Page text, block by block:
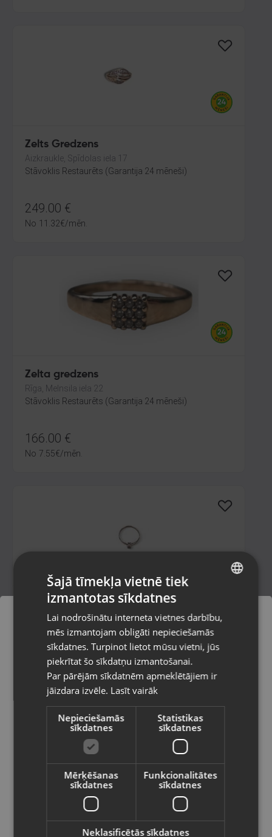
Zelts Gredzens
Aizkraukle, Spīdolas iela 17
Stāvoklis Restaurēts (Garantija 24 mēneši)
249.00 €
No 11.32€/mēn.
Zelta gredzens
Rīga, Melnsila iela 22
Stāvoklis Restaurēts (Garantija 24 mēneši)
166.00 €
No 7.55€/mēn.
Zelta gredzens
Rīga, Katoļu iela 7
Stāvoklis Restaurēts (Garantija 24 mēneši)
108.00€
/mēn.
Zelta gredzens
Pasūtījumi tiks piegādāti uz
izvēlēto valsti
Vietnes saturs būs attēlots izvēlētajā
valodā
Valsts
Latviešu / Latvian
RUSSIAN
Šajā tīmekļa vietnē tiek
izmantotas sīkdatnes
Lai nodrošinātu interneta vietnes darbību,
mēs izmantojam obligāti nepieciešamās
sīkdatnes. Turpinot lietot mūsu vietni, jūs
piekrītat šo sīkdatņu izmantošanai.
Par pārējām sīkdatnēm apmeklētājiem ir
jāizdara izvēle. Lasīt vairāk
Nepieciešamās
sīkdatnes
Statistikas
sīkdatnes
Mērķēšanas
sīkdatnes
Funkcionalitātes
sīkdatnes
Neklasificētās sīkdatnes